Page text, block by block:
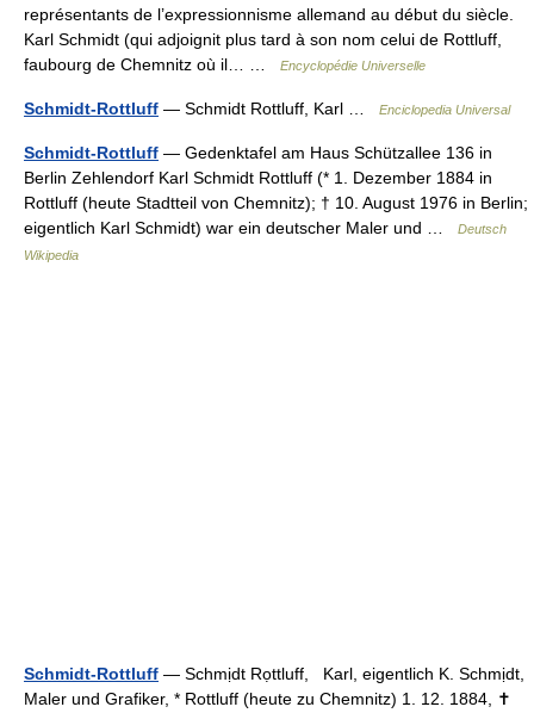
représentants de l’expressionnisme allemand au début du siècle.
Karl Schmidt (qui adjoignit plus tard à son nom celui de Rottluff,
faubourg de Chemnitz où il… …
Encyclopédie Universelle
Schmidt-Rottluff — Schmidt Rottluff, Karl … Enciclopedia Universal
Schmidt-Rottluff — Gedenktafel am Haus Schützallee 136 in
Berlin Zehlendorf Karl Schmidt Rottluff (* 1. Dezember 1884 in
Rottluff (heute Stadtteil von Chemnitz); † 10. August 1976 in Berlin;
eigentlich Karl Schmidt) war ein deutscher Maler und …
Deutsch
Wikipedia
Schmidt-Rottluff — Schmịdt Rọttluff, Karl, eigentlich K. Schmịdt,
Maler und Grafiker, * Rottluff (heute zu Chemnitz) 1. 12. 1884, ✝